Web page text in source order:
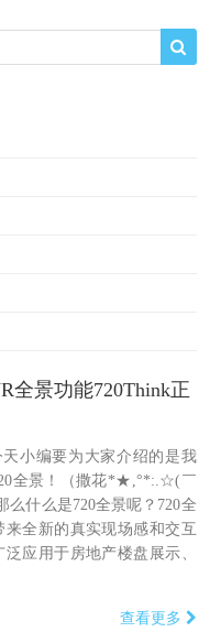
全景功能720Think正
小编要为大家介绍的是我
全景！（撒花*★,°*:.☆(￣
什么是720全景呢？720全
来全新的真实现场感和交互
应用于房地产楼盘展示、
查看更多